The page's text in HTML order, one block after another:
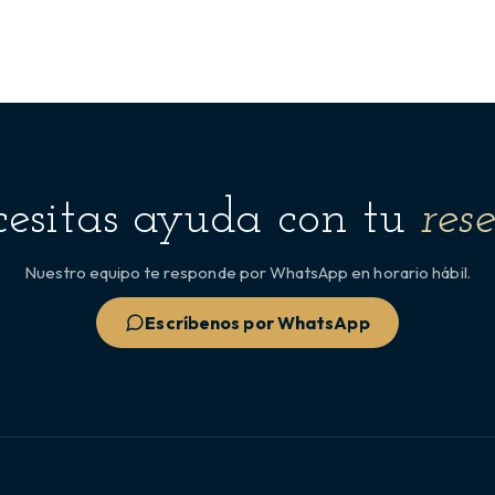
ayuda con tu
Nuestro equipo te responde por WhatsApp en horario hábil.
Escríbenos por WhatsApp